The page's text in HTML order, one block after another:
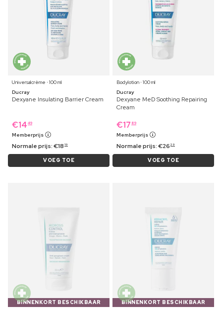
Universalcrème ⋅ 100 ml
Ducray
Dexyane Insulating Barrier Cream
€14 49
Memberprijs
Normale prijs:€18 19
VOEG TOE
Bodylotion ⋅ 100 ml
Ducray
Dexyane MeD Soothing Repairing
Cream
€17 89
Memberprijs
Normale prijs:€26 29
VOEG TOE
BINNENKORT BESCHIKBAAR
BINNENKORT BESCHIKBAAR